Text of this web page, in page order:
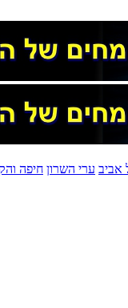
אביב ערי השרון חיפה